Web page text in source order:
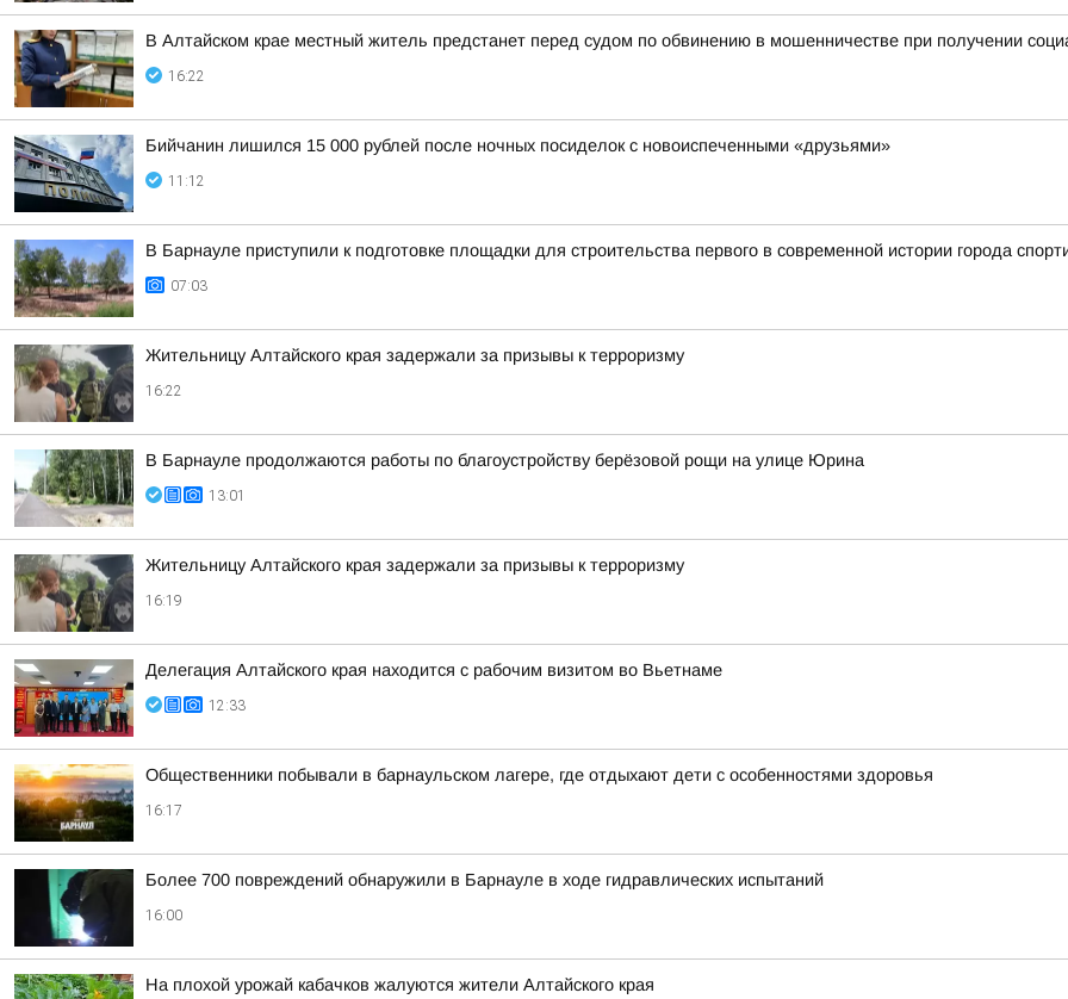
В Алтайском крае местный житель предстанет перед судом по обвинению в мошенничестве при получении
16:22
Бийчанин лишился 15 000 рублей после ночных посиделок с новоиспеченными «друзьями»
11:12
В Барнауле приступили к подготовке площадки для строительства первого в современной истории города
07:03
Жительницу Алтайского края задержали за призывы к терроризму
16:22
В Барнауле продолжаются работы по благоустройству берёзовой рощи на улице Юрина
13:01
Жительницу Алтайского края задержали за призывы к терроризму
16:19
Делегация Алтайского края находится с рабочим визитом во Вьетнаме
12:33
Общественники побывали в барнаульском лагере, где отдыхают дети с особенностями здоровья
16:17
Более 700 повреждений обнаружили в Барнауле в ходе гидравлических испытаний
16:00
На плохой урожай кабачков жалуются жители Алтайского края